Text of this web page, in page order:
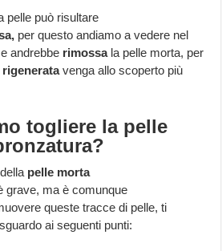
pelle può risultare
per questo andiamo a vedere nel
andrebbe rimossala pelle morta, per
rigeneratavenga allo scoperto più
togliere la pelle
pelle morta
grave, ma è comunque
queste tracce di pelle, ti
ai seguenti punti: